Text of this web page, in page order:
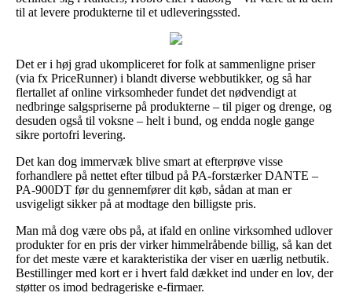
til at levere produkterne til et udleveringssted.
Det er i høj grad ukompliceret for folk at sammenligne priser
(via fx PriceRunner) i blandt diverse webbutikker, og så har
flertallet af online virksomheder fundet det nødvendigt at
nedbringe salgspriserne på produkterne – til piger og drenge, og
desuden også til voksne – helt i bund, og endda nogle gange
sikre portofri levering.
Det kan dog immervæk blive smart at efterprøve visse
forhandlere på nettet efter tilbud på PA-forstærker DANTE –
PA-900DT før du gennemfører dit køb, sådan at man er
usvigeligt sikker på at modtage den billigste pris.
Man må dog være obs på, at ifald en online virksomhed udlover
produkter for en pris der virker himmelråbende billig, så kan det
for det meste være et karakteristika der viser en uærlig netbutik.
Bestillinger med kort er i hvert fald dækket ind under en lov, der
støtter os imod bedrageriske e-firmaer.